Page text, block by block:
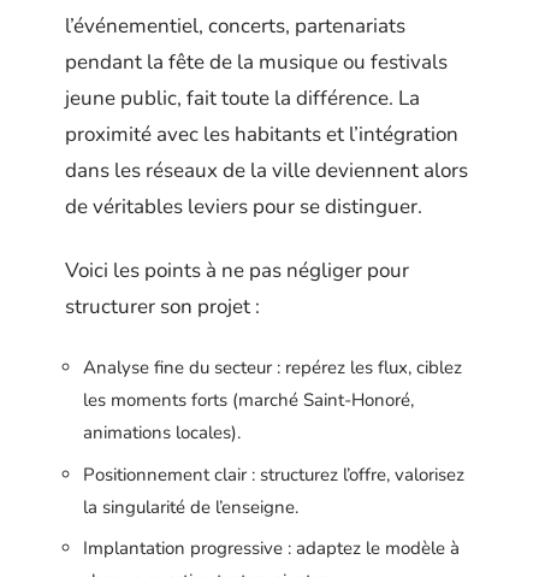
l’événementiel, concerts, partenariats
pendant la fête de la musique ou festivals
jeune public, fait toute la différence. La
proximité avec les habitants et l’intégration
dans les réseaux de la ville deviennent alors
de véritables leviers pour se distinguer.
Voici les points à ne pas négliger pour
structurer son projet :
Analyse fine du secteur : repérez les flux, ciblez
les moments forts (marché Saint-Honoré,
animations locales).
Positionnement clair : structurez l’offre, valorisez
la singularité de l’enseigne.
Implantation progressive : adaptez le modèle à